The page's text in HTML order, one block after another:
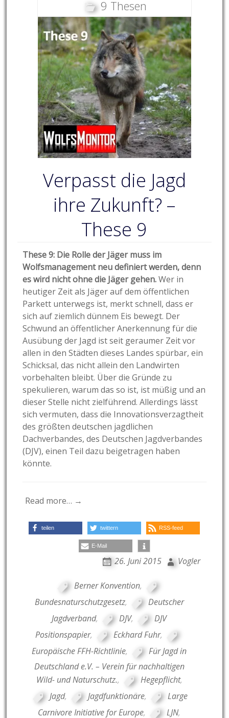
9 Thesen
Verpasst die Jagd
ihre Zukunft? –
These 9
These 9: Die Rolle der Jäger muss im
Wolfsmanagement neu definiert werden, denn
es wird nicht ohne die Jäger gehen.Wer in
heutiger Zeit als Jäger auf dem öffentlichen
Parkett unterwegs ist, merkt schnell, dass er
sich auf ziemlich dünnem Eis bewegt. Der
Schwund an öffentlicher Anerkennung für die
Ausübung der Jagd ist seit geraumer Zeit vor
allen in den Städten dieses Landes spürbar, ein
Schicksal, das nicht allein den Landwirten
vorbehalten bleibt. Über die Gründe zu
spekulieren, warum das so ist, ist müßig und an
dieser Stelle nicht zielführend. Allerdings lässt
sich vermuten, dass die Innovationsverzagtheit
des größten deutschen jagdlichen
Dachverbandes, des Deutschen Jagdverbandes
(DJV), einen Teil dazu beigetragen haben
könnte.
Read more… →
teilen twittern RSS-feed
E-Mail
26. Juni 2015 Vogler
Berner Konvention,
Bundesnaturschutzgesetz,
Deutscher
Jagdverband, DJV,
DJV
Positionspapier, Eckhard Fuhr,
Europäische FFH-Richtlinie,
Für Jagd in
Deutschland e.V. – Verein für nachhaltigen
Wild- und Naturschutz., Hegepflicht,
Jagd, Jagdfunktionäre,
Large
Carnivore Initiative for Europe, LJN,